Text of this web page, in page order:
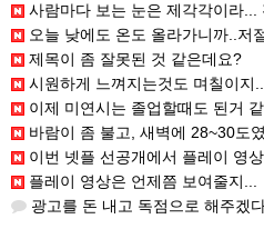
사람마다 보는 눈은 제각각이라... 전부-
오늘 낮에도 온도 올라가니까..저
제목이 좀 잘못된 것 같은데요?
시원하게 느껴지는것도 며칠이지... 다시 내려간 30도
이제 미연시는 졸업할때도 된거
바람이 좀 불고, 새벽에 28~30도였다가
이번 넷플 선공개에서 플레이 영상도
플레이 영상은 언제쯤 보여줄지...
광고를 돈 내고 독점으로 해주겠다는 곳이 있을정도인거 보